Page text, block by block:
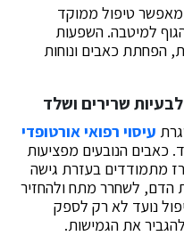
טיפול ממוקד
למיטבה. השפעות
הפחתת כאבים ונוחות
שרירים ושלד
עיסוי רפואי אורטופדי
כאבים הנובעים מפציעות
מתמודדים בעזרת גישה
לשחרר מתח ולהחזיר
נועד לא רק לספק
את הגמישות.